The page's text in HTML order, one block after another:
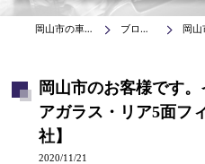
岡山市の車はnexus株式会社 ブログ(施工事例) 岡山市の
岡山市のお客様です
アガラス・リア5面フ
社】
2020/11/21